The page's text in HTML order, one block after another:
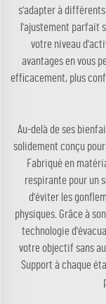
s'adapter à
l'ajustement parfait
votre niveau
avantages en vous
efficacement, plus
Au-delà de ses
solidement conçu
Fabriqué en
respirante pour un
d'éviter les
physiques. Grâce à
technologie
votre objectif sans
Support à chaque